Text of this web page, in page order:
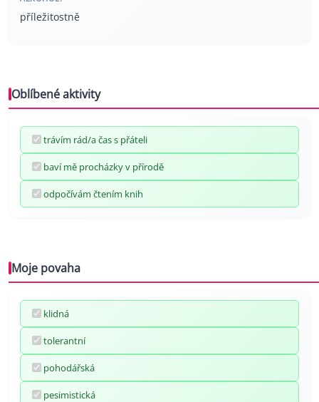
příležitostně
Oblíbené aktivity
trávím rád/a čas s přáteli
baví mě procházky v přírodě
odpočívám čtením knih
Moje povaha
klidná
tolerantní
pohodářská
pesimistická